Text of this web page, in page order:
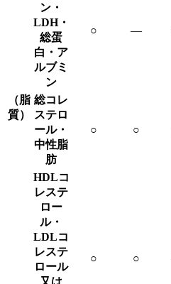
ン・
LDH・
総蛋
白・ア
ルブミ
ン
○ ―
（脂
質）
総コレ
ステロ
ール・
中性脂
肪
○ ○
HDLコ
レステ
ロー
ル・
LDLコ
レステ
ロール
又は
○ ○